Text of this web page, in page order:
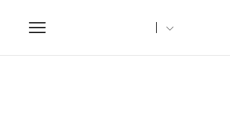
Toggle
navigation